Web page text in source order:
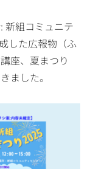
: 新組コミュニテ
した広報物（ふ
座、夏まつり
ました。